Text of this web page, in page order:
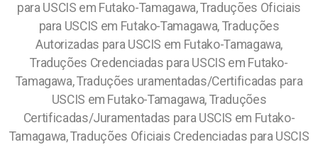
para USCIS em Futako-Tamagawa, Traduções Oficiais
para USCIS em Futako-Tamagawa, Traduções
Autorizadas para USCIS em Futako-Tamagawa,
Traduções Credenciadas para USCIS em Futako-
Tamagawa, Traduções uramentadas/Certificadas para
USCIS em Futako-Tamagawa, Traduções
Certificadas/Juramentadas para USCIS em Futako-
Tamagawa, Traduções Oficiais Credenciadas para USCIS